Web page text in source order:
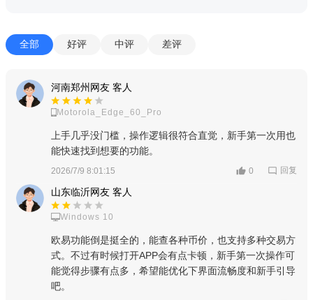
全部 好评 中评 差评
河南郑州网友 客人
Motorola_Edge_60_Pro
上手几乎没门槛，操作逻辑很符合直觉，新手第一次用也
能快速找到想要的功能。
2026/7/9 8:01:15 0 回复
山东临沂网友 客人
Windows 10
欧易功能倒是挺全的，能查各种币价，也支持多种交易方
式。不过有时候打开APP会有点卡顿，新手第一次操作可
能觉得步骤有点多，希望能优化下界面流畅度和新手引导
吧。